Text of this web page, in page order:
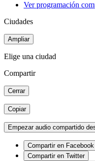
Ver programación
Ciudades
Ampliar
Elige una ciudad
Compartir
Cerrar
Copiar
Empezar audio compartido
Compartir en Facebook
Compartir en Twitter